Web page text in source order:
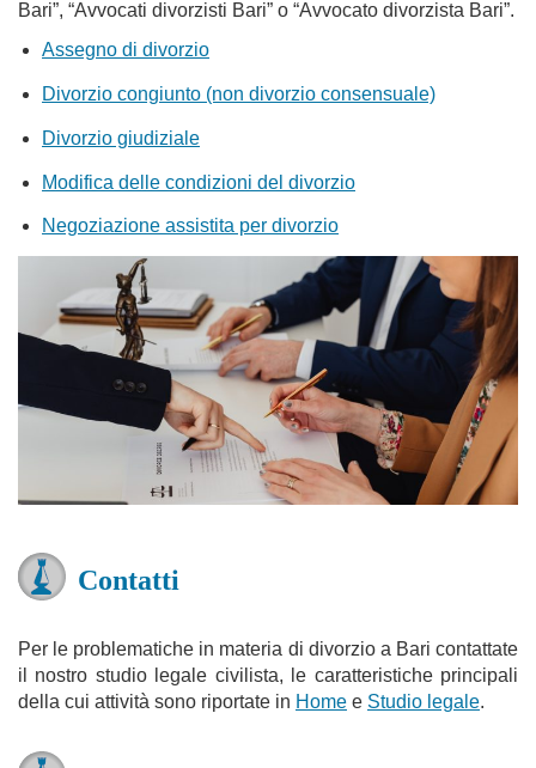
Bari”, “Avvocati divorzisti Bari” o “Avvocato divorzista Bari”.
Assegno di divorzio
Divorzio congiunto (non divorzio consensuale)
Divorzio giudiziale
Modifica delle condizioni del divorzio
Negoziazione assistita per divorzio
Contatti
Per le problematiche in materia di divorzio a Bari contattate
il nostro studio legale civilista, le caratteristiche principali
della cui attività sono riportate in Home e Studio legale.